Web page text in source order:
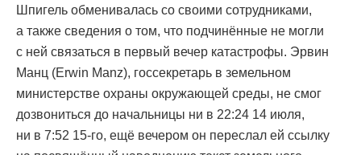
Шпигель обменивалась со своими сотрудниками,
а также сведения о том, что подчинённые не могли
с ней связаться в первый вечер катастрофы. Эрвин
Манц (Erwin Manz), госсекретарь в земельном
министерстве охраны окружающей среды, не смог
дозвониться до начальницы ни в 22:24 14 июля,
ни в 7:52 15-го, ещё вечером он переслал ей ссылку